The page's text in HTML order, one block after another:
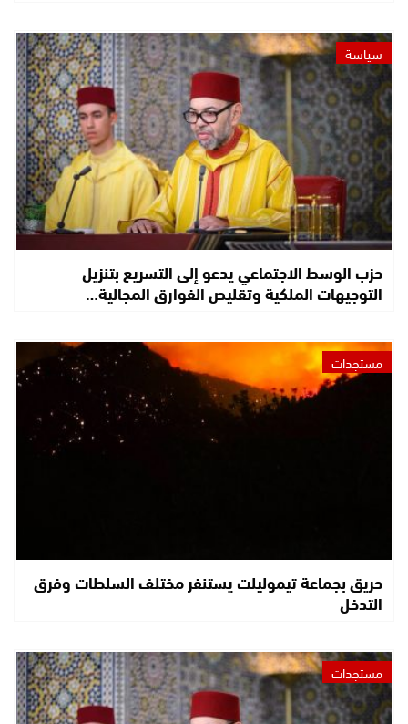
سياسة
حزب الوسط الاجتماعي يدعو إلى التسريع بتنزيل
التوجيهات الملكية وتقليص الفوارق المجالية…
مستجدات
حريق بجماعة تيموليلت يستنفر مختلف السلطات وفرق
التدخل
مستجدات